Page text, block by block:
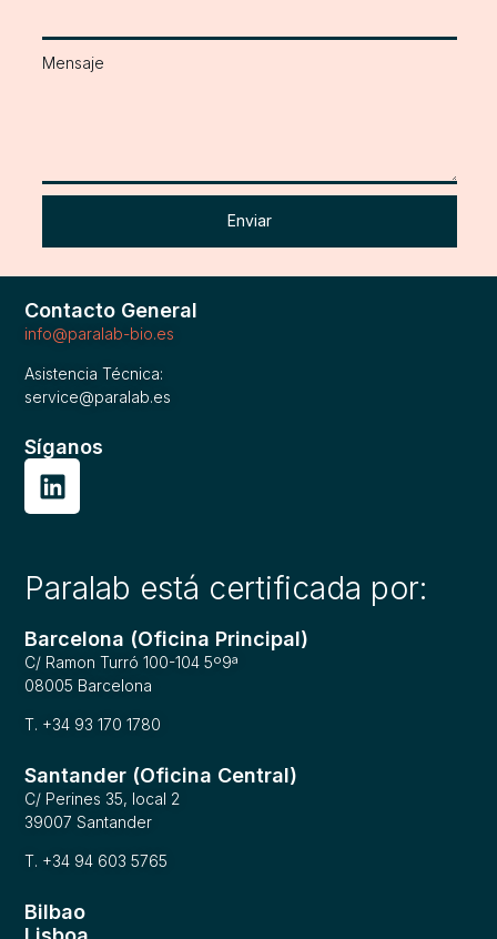
Mensaje
Enviar
Contacto General
info@paralab-bio.es
Asistencia Técnica:
service@paralab.es
Síganos
Paralab está certificada por:
Barcelona (Oficina Principal)
C/ Ramon Turró 100-104 5º9ª
08005 Barcelona
T. +34 93 170 1780
Santander (Oficina Central)
C/ Perines 35, local 2
39007 Santander
T. +34 94 603 5765
Bilbao